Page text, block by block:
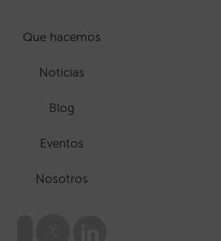
Que hacemos
Noticias
Blog
Eventos
Nosotros